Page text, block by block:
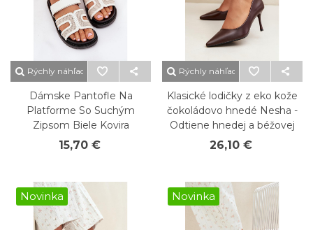
Rýchly náhľad
Dámske Pantofle Na
Platforme So Suchým
Zipsom Biele Kovira
15,70 €
Rýchly náhľad
Klasické lodičky z eko kože
čokoládovo hnedé Nesha -
Odtiene hnedej a béžovej
26,10 €
Novinka Novinka